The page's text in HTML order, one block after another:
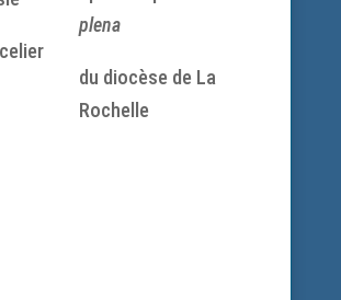
plena
du diocèse de La
Rochelle